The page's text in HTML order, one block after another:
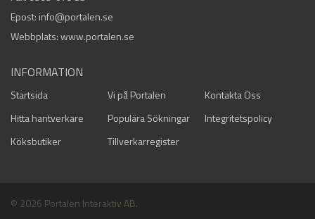
Epost: info@portalen.se
Webbplats: www.portalen.se
INFORMATION
Startsida Vi på Portalen
Kontakta Oss
Hitta hantverkare
Populära Sökningar
Integritetspolicy
Köksbutiker
Tillverkarregister
© 2026 Portalen Interaktiv AB.